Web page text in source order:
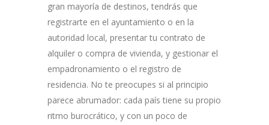
gran mayoría de destinos, tendrás que
registrarte en el ayuntamiento o en la
autoridad local, presentar tu contrato de
alquiler o compra de vivienda, y gestionar el
empadronamiento o el registro de
residencia. No te preocupes si al principio
parece abrumador: cada país tiene su propio
ritmo burocrático, y con un poco de